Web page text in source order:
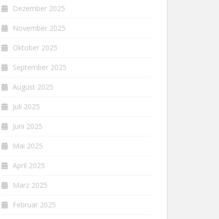
Dezember 2025
November 2025
Oktober 2025
September 2025
August 2025
Juli 2025
Juni 2025
Mai 2025
April 2025
März 2025
Februar 2025